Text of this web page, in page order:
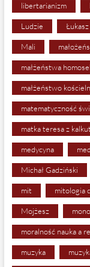
libertarianizm
Ludzie
Mali
małżeństwa
małżeństwo
matematyczność
matka teresa z
medycyna
Michał Gadziński
mit mitologia
Mojżesz
moralność nauka a
muzyka